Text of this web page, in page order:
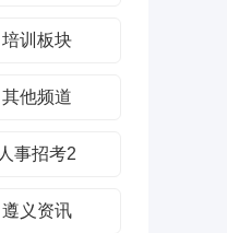
培训板块
其他频道
人事招考2
遵义资讯